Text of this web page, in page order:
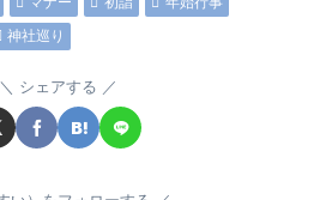
神社巡り
シェアする